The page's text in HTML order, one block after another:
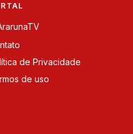
de Privacidade
de uso